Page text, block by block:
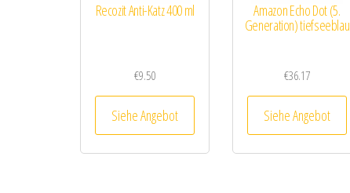
Recozit Anti-Katz 400 ml
€9.50
Siehe Angebot
Amazon Echo Dot (5.
Generation) tiefseeblau
€36.17
Siehe Angebot